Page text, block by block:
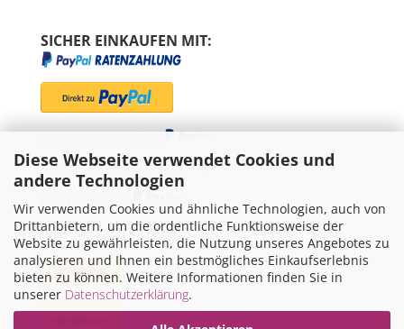
Diese Webseite verwendet Cookies und
andere Technologien
Wir verwenden Cookies und ähnliche Technologien, auch von
Drittanbietern, um die ordentliche Funktionsweise der
Website zu gewährleisten, die Nutzung unseres Angebotes zu
analysieren und Ihnen ein bestmögliches Einkaufserlebnis
bieten zu können. Weitere Informationen finden Sie in
unserer Datenschutzerklärung.
SICHER EINKAUFEN MIT:
"Später bezahlen" via
Kreditkarte via
WIR VERSENDEN MIT